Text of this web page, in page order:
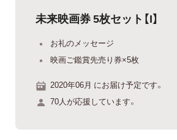
未来映画券 5枚セット【I】
お礼のメッセージ
映画ご鑑賞先売り券×5枚
2020年06月 にお届け予定です。
70人が応援しています。